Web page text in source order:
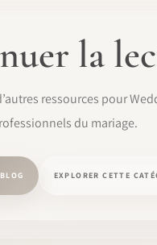
la
ressources pour
du mariage.
EXPLORER CETTE